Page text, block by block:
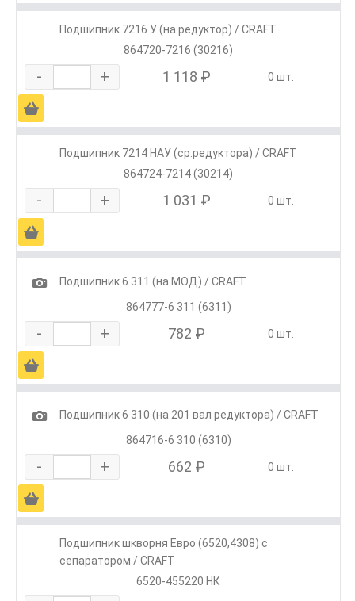
Подшипник 7216 У (на редуктор) / CRAFT
864720-7216 (30216)
- + 1 118 ₽ 0 шт.
Ä
Подшипник 7214 НАУ (ср.редуктора) / CRAFT
864724-7214 (30214)
- + 1 031 ₽ 0 шт.
Ä
1
Подшипник 6 311 (на МОД) / CRAFT
864777-6 311 (6311)
- + 782 ₽ 0 шт.
Ä
1
Подшипник 6 310 (на 201 вал редуктора) / CRAFT
864716-6 310 (6310)
- + 662 ₽ 0 шт.
Ä
Подшипник шкворня Евро (6520,4308) с
сепаратором / CRAFT
6520-455220 НК